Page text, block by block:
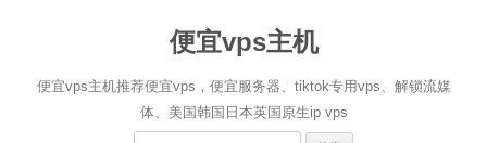
便宜vps主机
便宜vps主机推荐便宜vps，便宜服务器、tiktok专用vps、解锁流媒
体、美国韩国日本英国原生ip vps
搜